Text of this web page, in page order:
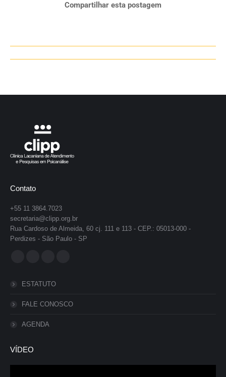
Compartilhar esta postagem
Navegação
post:
Contato
+55 11 3864.7023
secretaria@clipp.org.br
Rua Cardoso de Almeida, 60 cj. 111 e 113 - CEP.: 05013-000 -
Perdizes - São Paulo - SP
opens
window
opens
in
window
opens
in
window
in
ESTATUTO
FALE CONOSCO
AGENDA
VÍDEO